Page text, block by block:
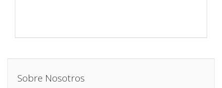
Sobre Nosotros